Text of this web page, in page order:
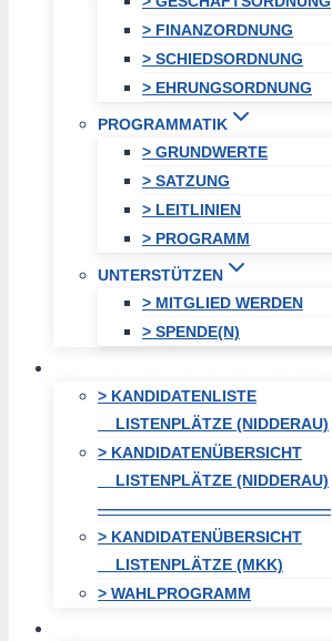
> FINANZORDNUNG
> SCHIEDSORDNUNG
> EHRUNGSORDNUNG
PROGRAMMATIK
> GRUNDWERTE
> SATZUNG
> LEITLINIEN
> PROGRAMM
UNTERSTÜTZEN
> MITGLIED WERDEN
> SPENDE(N)
> KANDIDATENLISTE
LISTENPLÄTZE (NIDDERAU)
> KANDIDATENÜBERSICHT
LISTENPLÄTZE (NIDDERAU)
———————————————
> KANDIDATENÜBERSICHT
LISTENPLÄTZE (MKK)
> WAHLPROGRAMM